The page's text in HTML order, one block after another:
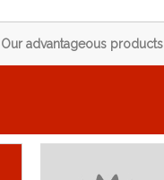
Our advantageous products